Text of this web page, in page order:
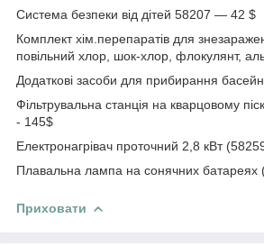
Система безпеки від дітей 58207 — 42 $
Комплект хім.перепаратів для
повільний хлор, шок-хлор, флокулянт,
Додаткові засоби для прибирання
Фільтрувальна станція на кварцовому
- 145$
Електронагрівач проточний 2,8 кВт
Плавальна лампа на сонячних батареях
Приховати